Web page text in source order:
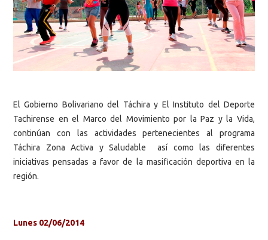
El Gobierno Bolivariano del Táchira y El Instituto del Deporte
Tachirense en el Marco del Movimiento por la Paz y la Vida,
continúan con las actividades pertenecientes al programa
Táchira Zona Activa y Saludable así como las diferentes
iniciativas pensadas a favor de la masificación deportiva en la
región.
Lunes 02/06/2014